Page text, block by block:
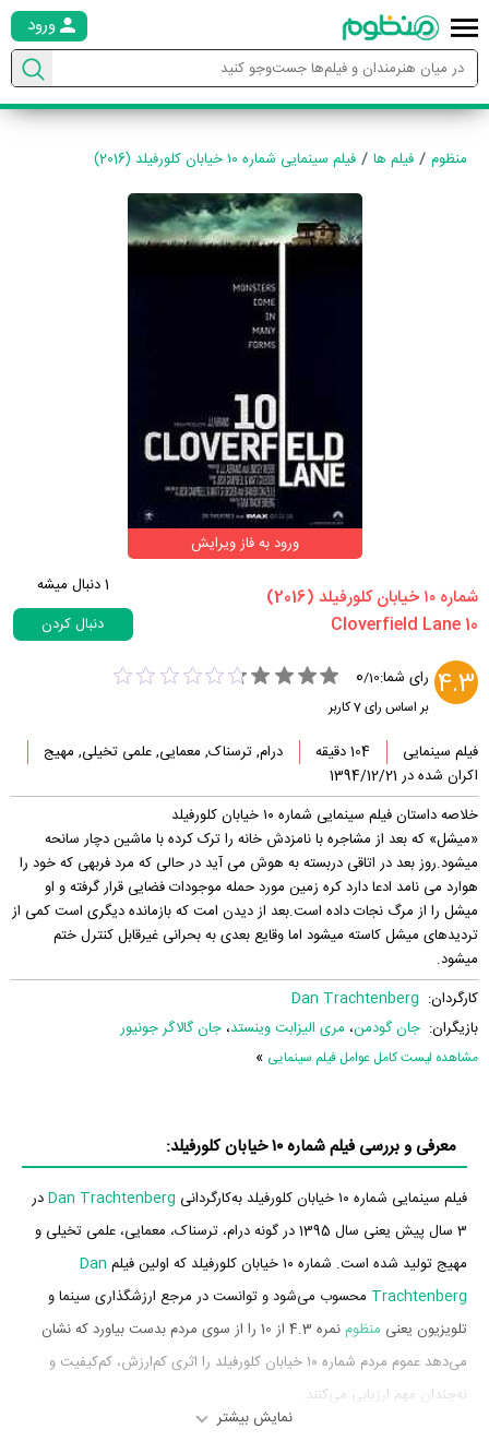
ورود
منظوم فیلم ها فیلم سینمایی شماره ۱۰ خیابان کلورفیلد (2016)
ورود به فاز ویرایش
‏شماره ۱۰ خیابان کلورفیلد‏ (2016)
1دنبال میشه
دنبال کردن
4.3 رای شما: 0/10
بر اساس رای7کاربر
فیلم سینمایی 104 دقیقه
درام, ترسناک, معمایی, علمی تخیلی, مهیج
اکران شده در 1394/12/21
خلاصه داستان فیلم سینمایی شماره ۱۰ خیابان کلورفیلد
«میشل» که بعد از مشاجره با نامزدش خانه را ترک کرده با ماشین دچار سانحه
میشود.روز بعد در اتاقی دربسته به هوش می آید در حالی که مرد فربهی که خود را
هوارد می نامد ادعا دارد کره زمین مورد حمله موجودات فضایی قرار گرفته و او
میشل را از مرگ نجات داده است.بعد از دیدن امت که بازمانده دیگری است کمی از
تردیدهای میشل کاسته میشود اما وقایع بعدی به بحرانی غیرقابل کنترل ختم
میشود.
کارگردان: Dan Trachtenberg
بازیگران: جان گودمن، مری الیزابت وینستد، جان گالاگر جونیور
مشاهده لیست کامل عوامل فیلم سینمایی »
معرفی و بررسی فیلم شماره ۱۰ خیابان کلورفیلد:
فیلم سینمایی شماره ۱۰ خیابان کلورفیلد به‌کارگردانی Dan Trachtenbergدر
3 سال پیش یعنی سال 1395 در گونه درام، ترسناک، معمایی، علمی تخیلی و
مهیج تولید شده است. شماره ۱۰ خیابان کلورفیلد که اولین فیلم
Dan
Trachtenberg محسوب می‌شود و توانست در مرجع ارزشگذاری سینما و
تلویزیون یعنی منظوم
نمره 4.3 از 10 را از سوی مردم بدست بیاورد که نشان
می‌دهد عموم مردم شماره ۱۰ خیابان کلورفیلد را اثری کم‌ارزش، کم‌کیفیت و
نه‌چندان مهم ارزیابی می‌کنند.
نمایش بیشتر